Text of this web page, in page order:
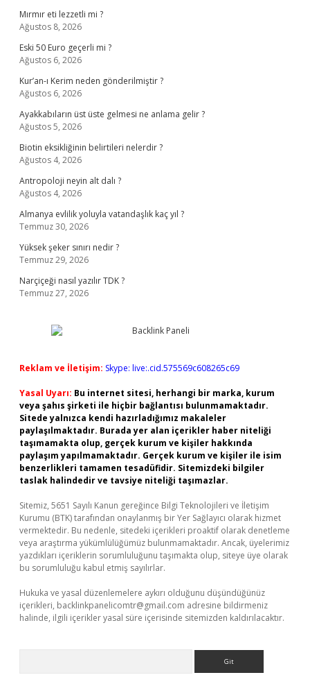
Mırmır eti lezzetli mi ?
Ağustos 8, 2026
Eski 50 Euro geçerli mi ?
Ağustos 6, 2026
Kur’an-ı Kerim neden gönderilmiştir ?
Ağustos 6, 2026
Ayakkabıların üst üste gelmesi ne anlama gelir ?
Ağustos 5, 2026
Biotin eksikliğinin belirtileri nelerdir ?
Ağustos 4, 2026
Antropoloji neyin alt dalı ?
Ağustos 4, 2026
Almanya evlilik yoluyla vatandaşlık kaç yıl ?
Temmuz 30, 2026
Yüksek şeker sınırı nedir ?
Temmuz 29, 2026
Narçiçeği nasıl yazılır TDK ?
Temmuz 27, 2026
Reklam ve İletişim: Skype: live:.cid.575569c608265c69
Yasal Uyarı: Bu internet sitesi, herhangi bir marka, kurum
veya şahıs şirketi ile hiçbir bağlantısı bulunmamaktadır.
Sitede yalnızca kendi hazırladığımız makaleler
paylaşılmaktadır. Burada yer alan içerikler haber niteliği
taşımamakta olup, gerçek kurum ve kişiler hakkında
paylaşım yapılmamaktadır. Gerçek kurum ve kişiler ile isim
benzerlikleri tamamen tesadüfidir. Sitemizdeki bilgiler
taslak halindedir ve tavsiye niteliği taşımazlar.
Sitemiz, 5651 Sayılı Kanun gereğince Bilgi Teknolojileri ve İletişim
Kurumu (BTK) tarafından onaylanmış bir Yer Sağlayıcı olarak hizmet
vermektedir. Bu nedenle, sitedeki içerikleri proaktif olarak denetleme
veya araştırma yükümlülüğümüz bulunmamaktadır. Ancak, üyelerimiz
yazdıkları içeriklerin sorumluluğunu taşımakta olup, siteye üye olarak
bu sorumluluğu kabul etmiş sayılırlar.
Hukuka ve yasal düzenlemelere aykırı olduğunu düşündüğünüz
içerikleri, backlinkpanelicomtr@gmail.com adresine bildirmeniz
halinde, ilgili içerikler yasal süre içerisinde sitemizden kaldırılacaktır.